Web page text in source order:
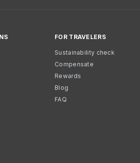
FOR TRAVELERS
Sustainability check
Compensate
Rewards
Blog
FAQ